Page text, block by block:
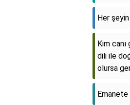
Her
Kim
dili ile
olursa
Emanete